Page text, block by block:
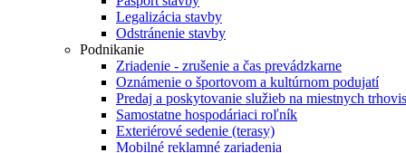
Legalizácia stavby
Odstránenie stavby
Podnikanie
Zriadenie - zrušenie a čas prevádzkarne
Oznámenie o športovom a kultúrnom podujatí
Predaj a poskytovanie služieb na miestnych
Samostatne hospodáriaci roľník
Exteriérové sedenie (terasy)
Mobilné reklamné zariadenia